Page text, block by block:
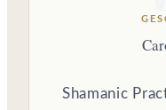
Shamanic